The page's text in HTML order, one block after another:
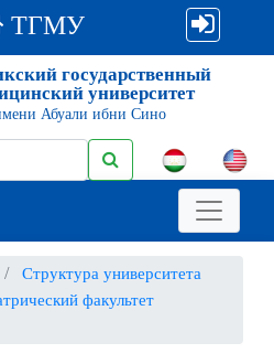
ТГМУ
государственный
университет
Абуали ибни Сино
Структура университета
факультет